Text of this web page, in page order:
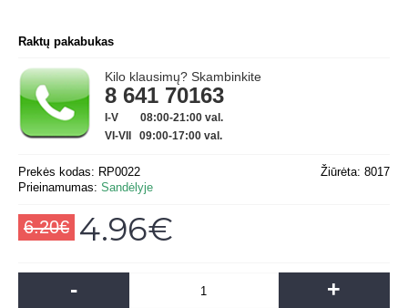
Raktų pakabukas
Kilo klausimų? Skambinkite
8 641 70163
I-V 08:00-21:00 val.
VI-VII 09:00-17:00 val.
Žiūrėta: 8017
Prekės kodas: RP0022
Prieinamumas: Sandėlyje
6.20€ 4.96€
- +